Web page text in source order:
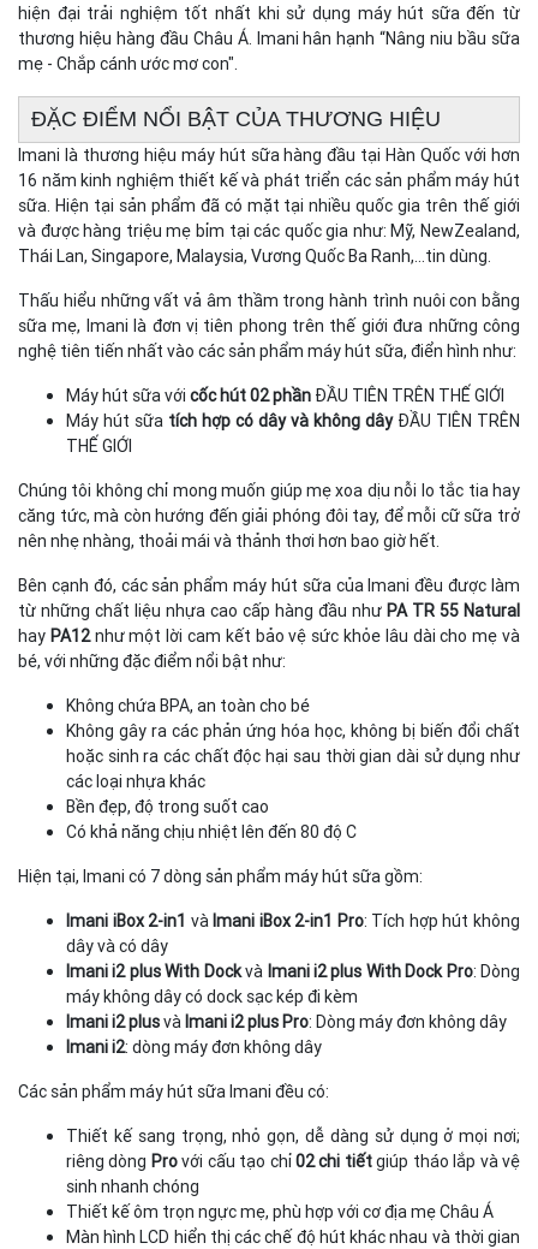
hiện đại trải nghiệm tốt nhất khi sử dụng máy hút sữa đến từ
thương hiệu hàng đầu Châu Á. Imani hân hạnh “Nâng niu bầu sữa
mẹ - Chắp cánh ước mơ con".
ĐẶC ĐIỂM NỔI BẬT CỦA THƯƠNG HIỆU
Imani là thương hiệu máy hút sữa hàng đầu tại Hàn Quốc với hơn
16 năm kinh nghiệm thiết kế và phát triển các sản phẩm máy hút
sữa. Hiện tại sản phẩm đã có mặt tại nhiều quốc gia trên thế giới
và được hàng triệu mẹ bỉm tại các quốc gia như: Mỹ, NewZealand,
Thái Lan, Singapore, Malaysia, Vương Quốc Ba Ranh,...tin dùng.
Thấu hiểu những vất vả âm thầm trong hành trình nuôi con bằng
sữa mẹ, Imani là đơn vị tiên phong trên thế giới đưa những công
nghệ tiên tiến nhất vào các sản phẩm máy hút sữa, điển hình như:
Máy hút sữa với cốc hút 02 phần ĐẦU TIÊN TRÊN THẾ GIỚI
Máy hút sữa tích hợp có dây và không dâyĐẦU TIÊN TRÊN
THẾ GIỚI
Chúng tôi không chỉ mong muốn giúp mẹ xoa dịu nỗi lo tắc tia hay
căng tức, mà còn hướng đến giải phóng đôi tay, để mỗi cữ sữa trở
nên nhẹ nhàng, thoải mái và thảnh thơi hơn bao giờ hết.
Bên cạnh đó, các sản phẩm máy hút sữa của Imani đều được làm
từ những chất liệu nhựa cao cấp hàng đầu như PA TR 55 Natural
hay PA12như một lời cam kết bảo vệ sức khỏe lâu dài cho mẹ và
bé, với những đặc điểm nổi bật như:
Không chứa BPA, an toàn cho bé
Không gây ra các phản ứng hóa học, không bị biến đổi chất
hoặc sinh ra các chất độc hại sau thời gian dài sử dụng như
các loại nhựa khác
Bền đẹp, độ trong suốt cao
Có khả năng chịu nhiệt lên đến 80 độ C
Hiện tại, Imani có 7 dòng sản phẩm máy hút sữa gồm:
Imani iBox 2-in1 và Imani iBox 2-in1 Pro: Tích hợp hút không
dây và có dây
Imani i2 plus With Dockvà Imani i2 plus With Dock Pro: Dòng
máy không dây có dock sạc kép đi kèm
Imani i2 plusvà Imani i2 plus Pro: Dòng máy đơn không dây
Imani i2: dòng máy đơn không dây
Các sản phẩm máy hút sữa Imani đều có:
Thiết kế sang trọng, nhỏ gọn, dễ dàng sử dụng ở mọi nơi;
riêng dòng Provới cấu tạo chỉ02 chi tiếtgiúp tháo lắp và vệ
sinh nhanh chóng
Thiết kế ôm trọn ngực mẹ, phù hợp với cơ địa mẹ Châu Á
Màn hình LCD hiển thị các chế độ hút khác nhau và thời gian